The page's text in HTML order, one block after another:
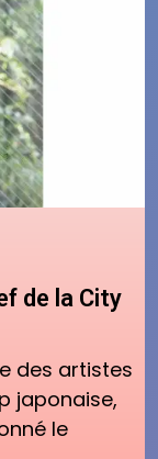
de la City
des artistes
japonaise,
le